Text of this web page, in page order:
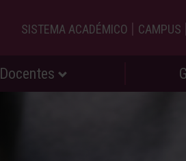
SISTEMA ACADÉMICO | CAMPUS |
Docentes